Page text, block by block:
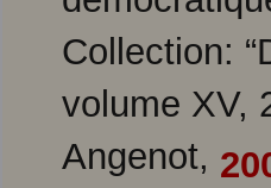
Collection:
volume XV,
Angenot,